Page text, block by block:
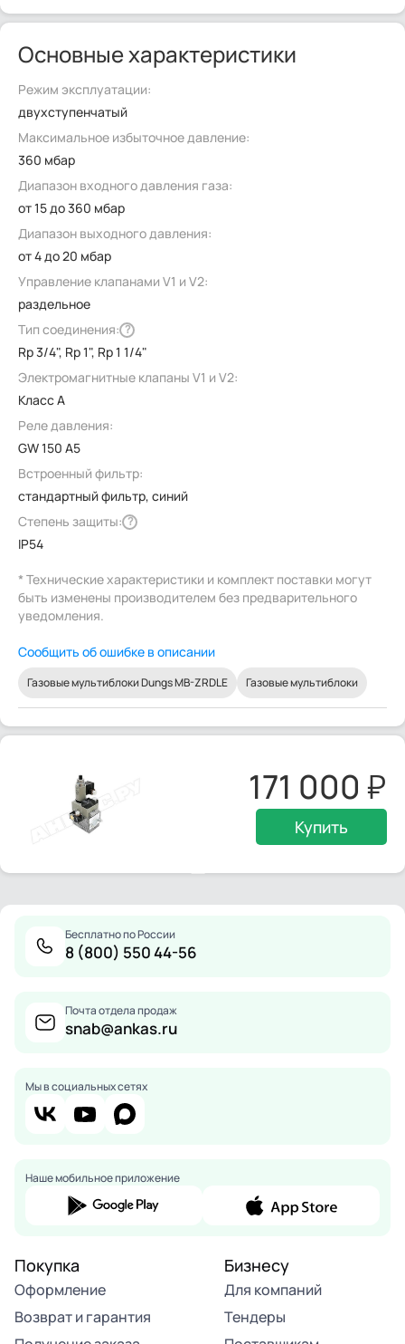
Основные характеристики
Режим эксплуатации:
двухступенчатый
Максимальное избыточное давление:
360 мбар
Диапазон входного давления газа:
от 15 до 360 мбар
Диапазон выходного давления:
от 4 до 20 мбар
Управление клапанами V1 и V2:
раздельное
Тип соединения: ?
Rp 3/4", Rp 1", Rp 1 1/4"
Электромагнитные клапаны V1 и V2:
Класс А
Реле давления:
GW 150 A5
Встроенный фильтр:
стандартный фильтр, синий
Степень защиты: ?
IP54
* Технические характеристики и комплект поставки могут
быть изменены производителем без предварительного
уведомления.
Сообщить об ошибке в описании
Газовые мультиблоки Dungs MB-ZRDLE Газовые мультиблоки
171 000
Купить
Бесплатно по России
8 (800) 550 44-56
Почта отдела продаж
snab@ankas.ru
Мы в социальных сетях
Наше мобильное приложение
Покупка
Оформление
Возврат и гарантия
Бизнесу
Для компаний
Тендеры